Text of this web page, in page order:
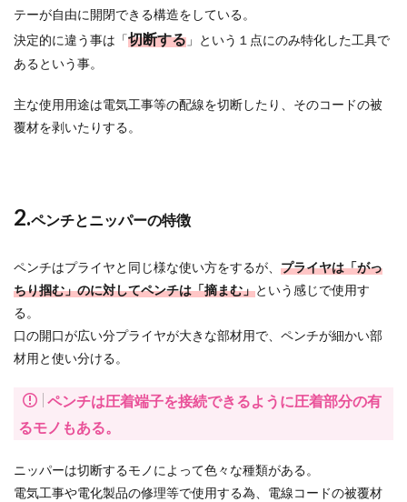
テーが自由に開閉できる構造をしている。
決定的に違う事は「切断する 」という１点にのみ特化した工具で
あるという事。
主な使用用途は電気工事等の配線を切断したり、そのコードの被
覆材を剥いたりする。
2.ペンチとニッパーの特徴
ペンチはプライヤと同じ様な使い方をするが、 プライヤは「がっ
ちり掴む」のに対してペンチは「摘まむ」という感じで使用す
る。
口の開口が広い分プライヤが大きな部材用で、ペンチが細かい部
材用と使い分ける。
ペンチは圧着端子を接続できるように圧着部分の有
るモノもある。
ニッパーは切断するモノによって色々な種類がある。
電気工事や電化製品の修理等で使用する為、電線コードの被覆材